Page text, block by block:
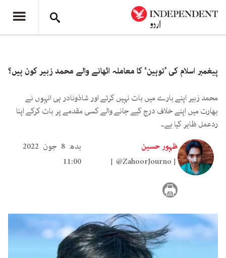
پیغمبر اسلام کی ’توہین‘ کا معاملہ اٹھانے والے محمد زبیر کون ہیں؟
محمد زبیر اپنے بارے میں بات نہیں کرتے اور شاذونادر ہی انہوں نے
بھارت میں اپنے خلاف درج کیے جانے والے کسی مقدمے پر بات کرکے اپنا
ردعمل ظاہر کیا ہے۔
ظہور حسین
@ZahoorJourno
بدھ 8 جون 2022
11:00